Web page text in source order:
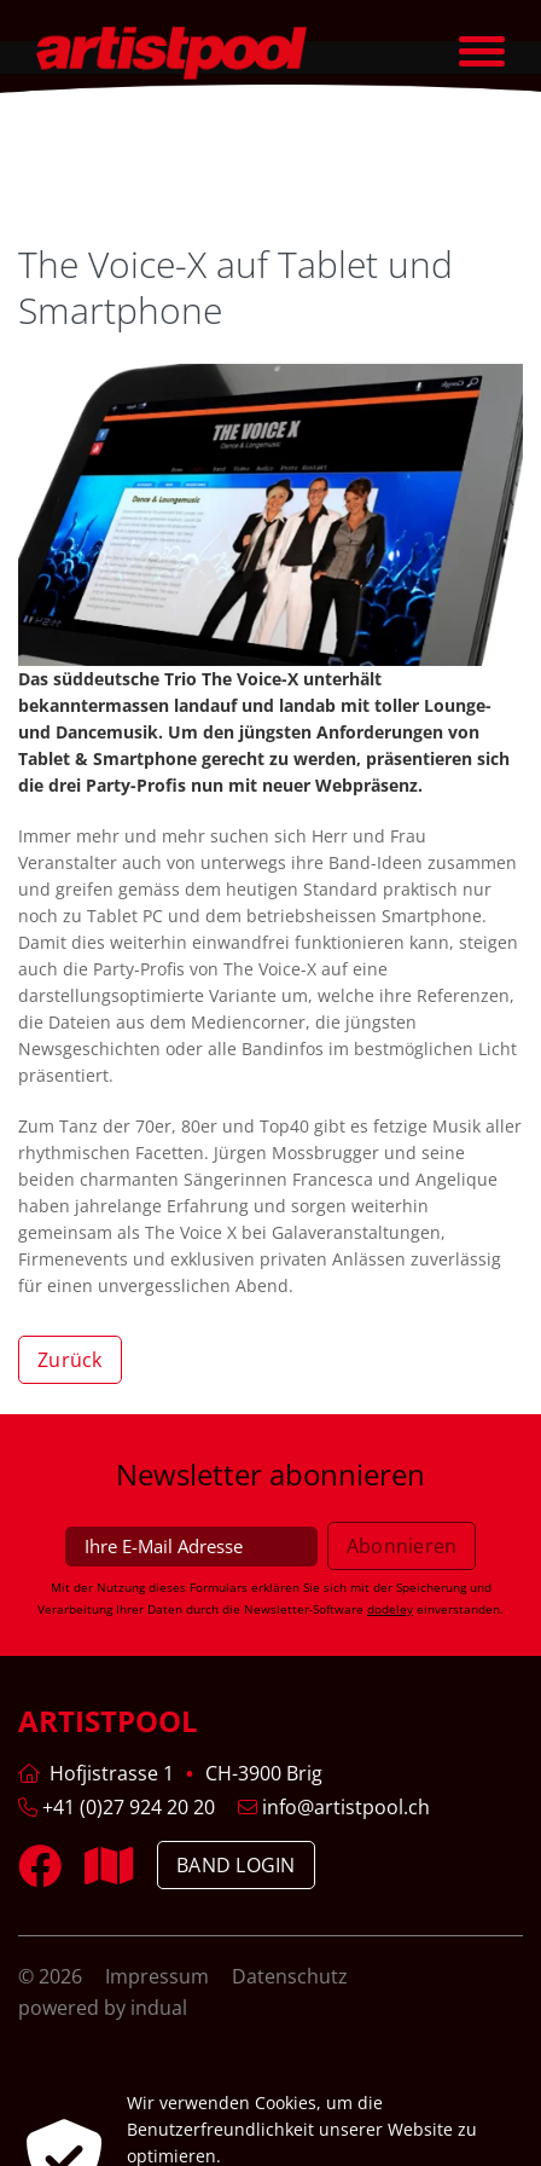
The Voice-X auf Tablet und
Smartphone
Das süddeutsche Trio The Voice-X unterhält
bekanntermassen landauf und landab mit toller Lounge-
und Dancemusik. Um den jüngsten Anforderungen von
Tablet & Smartphone gerecht zu werden, präsentieren sich
die drei Party-Profis nun mit neuer Webpräsenz.
Immer mehr und mehr suchen sich Herr und Frau
Veranstalter auch von unterwegs ihre Band-Ideen zusammen
und greifen gemäss dem heutigen Standard praktisch nur
noch zu Tablet PC und dem betriebsheissen Smartphone.
Damit dies weiterhin einwandfrei funktionieren kann, steigen
auch die Party-Profis von The Voice-X auf eine
darstellungsoptimierte Variante um, welche ihre Referenzen,
die Dateien aus dem Mediencorner, die jüngsten
Newsgeschichten oder alle Bandinfos im bestmöglichen Licht
präsentiert.
Zum Tanz der 70er, 80er und Top40 gibt es fetzige Musik aller
rhythmischen Facetten. Jürgen Mossbrugger und seine
beiden charmanten Sängerinnen Francesca und Angelique
haben jahrelange Erfahrung und sorgen weiterhin
gemeinsam als The Voice X bei Galaveranstaltungen,
Firmenevents und exklusiven privaten Anlässen zuverlässig
für einen unvergesslichen Abend.
Zurück
Newsletter abonnieren
Mit der Nutzung dieses Formulars erklären Sie sich mit der Speicherung und
Verarbeitung Ihrer Daten durch die Newsletter-Software dodeley einverstanden.
ARTISTPOOL
Hofjistrasse 1
CH-3900 Brig
+41 (0)27 924 20 20
info@artistpool.ch
BAND LOGIN
© 2026 Impressum
Datenschutz
powered by indual
Wir verwenden Cookies, um die
Benutzerfreundlichkeit unserer Website zu
optimieren.